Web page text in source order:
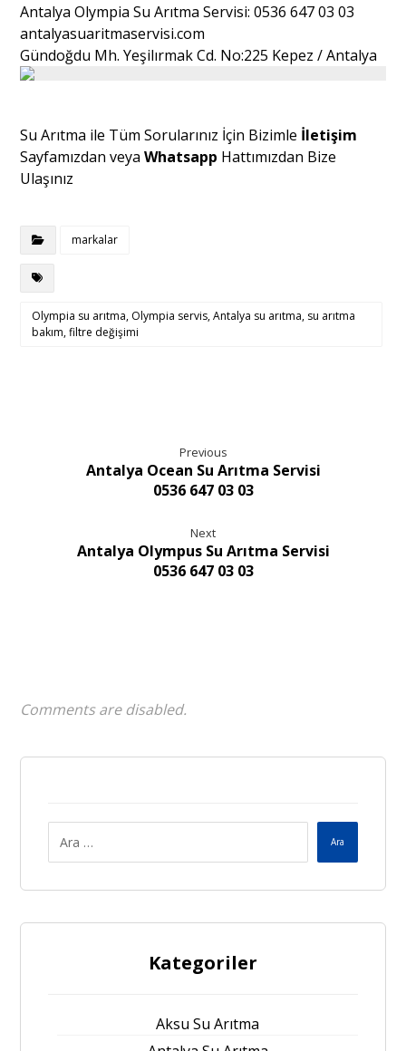
Antalya Olympia Su Arıtma Servisi: 0536 647 03 03
antalyasuaritmaservisi.com
Gündoğdu Mh. Yeşilırmak Cd. No:225 Kepez / Antalya
Su Arıtma ile Tüm Sorularınız İçin Bizimle İletişim
Sayfamızdan veyaWhatsapp Hattımızdan Bize
Ulaşınız
markalar
Olympia su arıtma, Olympia servis, Antalya su arıtma, su arıtma
bakım, filtre değişimi
Previous
Antalya Ocean Su Arıtma Servisi
0536 647 03 03
Next
Antalya Olympus Su Arıtma Servisi
0536 647 03 03
Comments are disabled.
Ara
Kategoriler
Aksu Su Arıtma